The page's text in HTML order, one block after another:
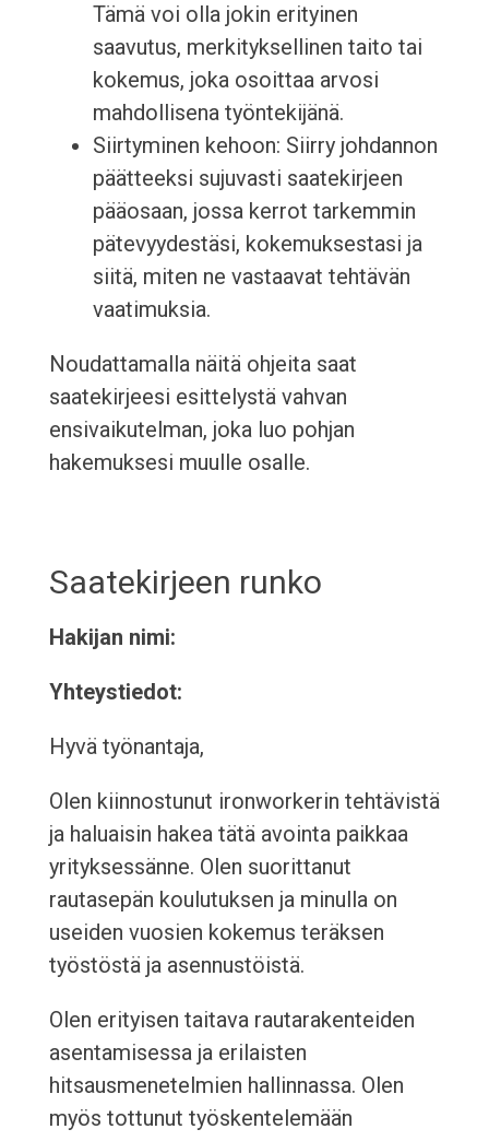
Tämä voi olla jokin erityinen
saavutus, merkityksellinen taito tai
kokemus, joka osoittaa arvosi
mahdollisena työntekijänä.
Siirtyminen kehoon: Siirry johdannon
päätteeksi sujuvasti saatekirjeen
pääosaan, jossa kerrot tarkemmin
pätevyydestäsi, kokemuksestasi ja
siitä, miten ne vastaavat tehtävän
vaatimuksia.
Noudattamalla näitä ohjeita saat
saatekirjeesi esittelystä vahvan
ensivaikutelman, joka luo pohjan
hakemuksesi muulle osalle.
Saatekirjeen runko
Hakijan nimi:
Yhteystiedot:
Hyvä työnantaja,
Olen kiinnostunut ironworkerin tehtävistä
ja haluaisin hakea tätä avointa paikkaa
yrityksessänne. Olen suorittanut
rautasepän koulutuksen ja minulla on
useiden vuosien kokemus teräksen
työstöstä ja asennustöistä.
Olen erityisen taitava rautarakenteiden
asentamisessa ja erilaisten
hitsausmenetelmien hallinnassa. Olen
myös tottunut työskentelemään